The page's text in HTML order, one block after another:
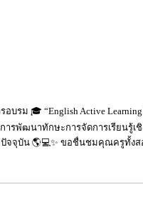
ม 🎓 “English Active Learning
พัฒนาทักษะการจัดการเรียนรู้เชิ
ปัจจุบัน 🌎💻✨ ขอชื่นชมคุณครูทั้